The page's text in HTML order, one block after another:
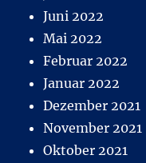
Juni 2022
Mai 2022
Februar 2022
Januar 2022
Dezember 2021
November 2021
Oktober 2021